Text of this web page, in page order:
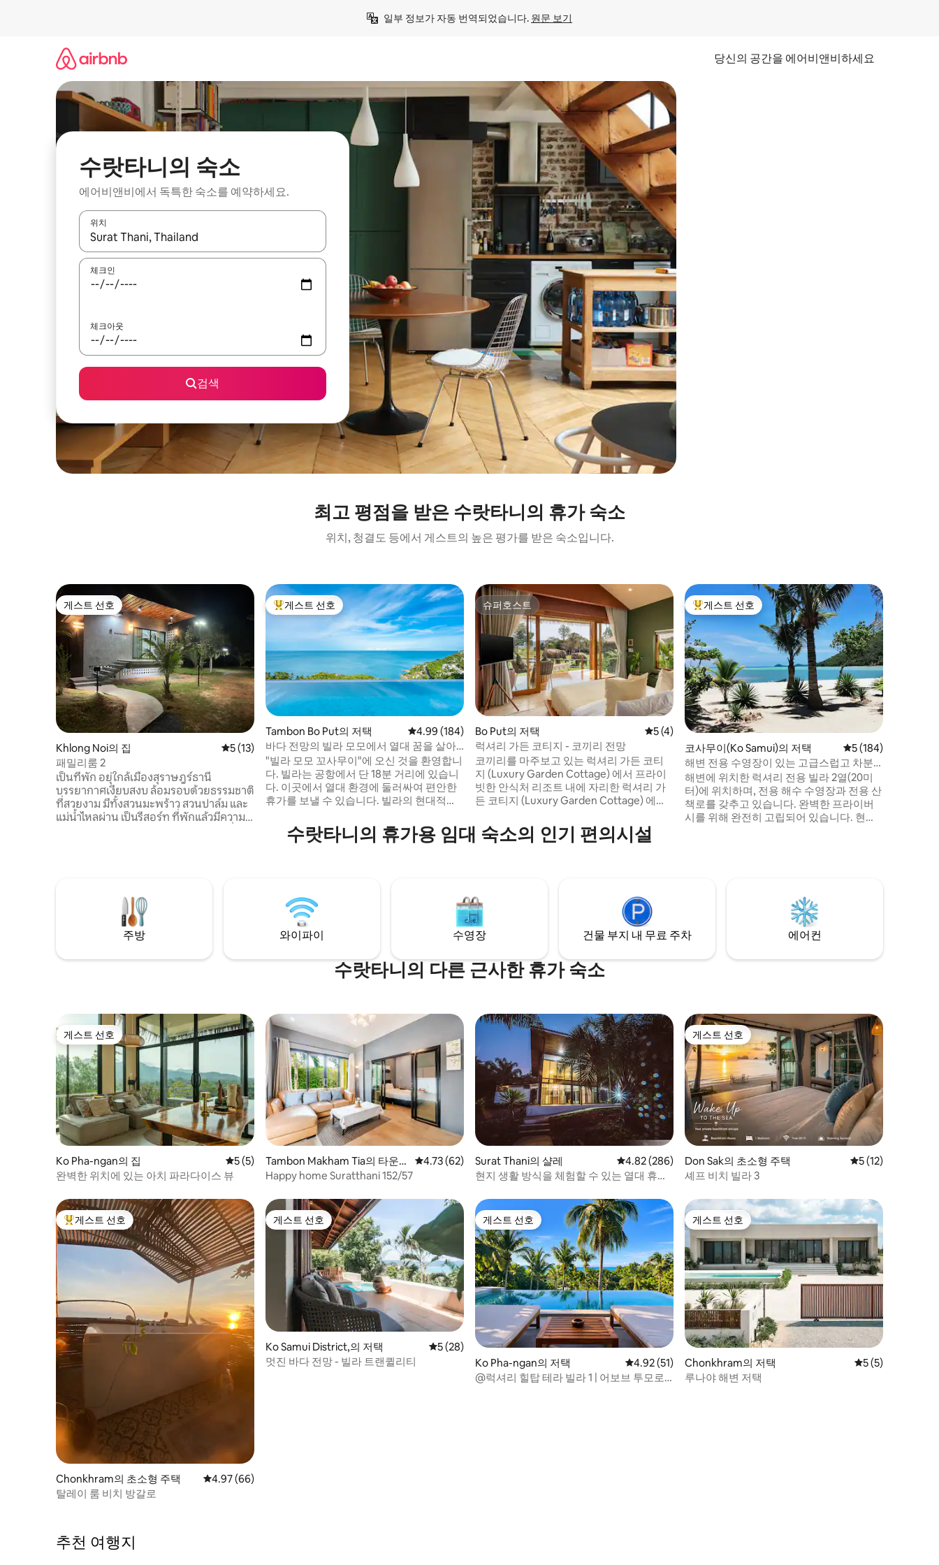
일부 정보가 자동 번역되었습니다. 원문 보기
당신의 공간을 에어비앤비하세요
수랏타니의 숙소
에어비앤비에서 독특한 숙소를 예약하세요.
위치
결과가 나오면 위·아래 화살표 키를 사용하거나 터치 또는 스와이프 동작으로 탐색하세요.
체크인
체크아웃
검색
최고 평점을 받은 수랏타니의 휴가 숙소
위치, 청결도 등에서 게스트의 높은 평가를 받은 숙소입니다.
게스트 선호
게스트 선호
Khlong Noi의 집 평점 5점(5점 만점), 후기 13개
5 (13)
패밀리룸 2
เป็นที่พัก อยุ่ใกล้เมืองสุราษฎร์ธานี
บรรยากาศเงียบสงบ ล้อมรอบด้วยธรรมชาติ
ที่สวยงาม มีทั้งสวนมะพร้าว สวนปาล์ม และ
แม่น้ำไหลผ่าน เป็นรีสอร์ท ที่พักแล้วมีความ
และใกล้ห้างเซ็นทรัล การคมนาคมสะดวก
สามารถเดินทางโดยรถยนส่วนตัว,มอเตอร์
ไซ,รถเท็กซี่ และ grab car
상위 게스트 선호
게스트 선호
Tambon Bo Put의 저택 평점 4.99점(5점 만점), 후기 184개
4.99 (184)
바다 전망의 빌라 모모에서 열대 꿈을 살아
보세요
"빌라 모모 꼬사무이"에 오신 것을 환영합니
다. 빌라는 공항에서 단 18분 거리에 있습니
다. 이곳에서 열대 환경에 둘러싸여 편안한
휴가를 보낼 수 있습니다. 빌라의 현대적인
다. 인피니티 풀에서 수영을 하거나, 야외 라
운지에서 휴식을 취하거나, 소파에서 휴식
도와 전기(일일 최대 90kw)는 요금에 포함
됩니다.
슈퍼호스트
슈퍼호스트
Bo Put의 저택 평점 5점(5점 만점), 후기 4개
5 (4)
럭셔리 가든 코티지 - 코끼리 전망
코끼리를 마주보고 있는 럭셔리 가든 코티
지 (Luxury Garden Cottage) 에서 프라이
빗한 안식처 리조트 내에 자리한 럭셔리 가
든 코티지 (Luxury Garden Cottage) 에서
물, 고요한 발리 석조 욕실로 설계되어 친근
하고 세련된 분위기를 제공합니다. 코사무
있습니다. 정말 특별한 휴양지입니다.
상위 게스트 선호
게스트 선호
코사무이(Ko Samui)의 저택 평점 5점(5점 만점),
5 (184)
해변 전용 수영장이 있는 고급스럽고 차분
한 저택
해변에 위치한 럭셔리 전용 빌라 2열(20미
터)에 위치하며, 전용 해수 수영장과 전용 산
책로를 갖추고 있습니다. 완벽한 프라이버
시를 위해 완전히 고립되어 있습니다. 현대
어비앤비에서 여행자들의 모든 후기와 댓글
을 읽어보세요. 사진을 보고 설명을 읽어보
수랏타니의 휴가용 임대 숙소의 인기 편의시설
주방 와이파이 수영장 건물 부지 내 무료 주차 에어컨
수랏타니의 다른 근사한 휴가 숙소
게스트 선호
게스트 선호
Ko Pha-ngan의 집 평점 5점(5점 만점), 후기 5개
5 (5)
완벽한 위치에 있는 아치 파라다이스 뷰
Tambon Makham Tia의 타운하
우스
평점 4.73점(5점 만점), 후기 62개
4.73 (62)
Happy home Suratthani 152/57
Surat Thani의 샬레 평점 4.82점(5점 만점), 후기 286개
4.82 (286)
현지 생활 방식을 체험할 수 있는 열대 휴양
게스트 선호
게스트 선호
Don Sak의 초소형 주택 평점 5점(5점 만점
5 (12)
셰프 비치 빌라 3
상위 게스트 선호
게스트 선호
Chonkhram의 초소형 주택 평점 4.97점(5점 만점), 후기 66개
4.97 (66)
탈레이 룸 비치 방갈로
게스트 선호
게스트 선호
Ko Samui District,의 저택 평점 5점(5점 만점), 후기 28개
5 (28)
멋진 바다 전망 - 빌라 트랜퀼리티
게스트 선호
게스트 선호
Ko Pha-ngan의 저택 평점 4.92점(5점 만점), 후기 51개
4.92 (51)
@럭셔리 힐탑 테라 빌라 1 | 어보브 투모로
게스트 선호
게스트 선호
Chonkhram의 저택 평점 5점(5점 만점
5 (5)
루나야 해변 저택
추천 여행지